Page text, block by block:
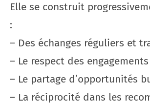
Elle se construit
:
– Des échanges réguliers et
– Le respect des engagements
– Le partage d’opportunités
– La réciprocité dans les